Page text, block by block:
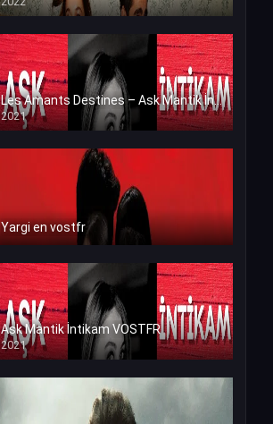
Les Amants Destines – Ask Mantik İntikam en VF (Voix Francaise)
2021
Yargi en vostfr
Ask Mantik İntikam VOSTFR
2021